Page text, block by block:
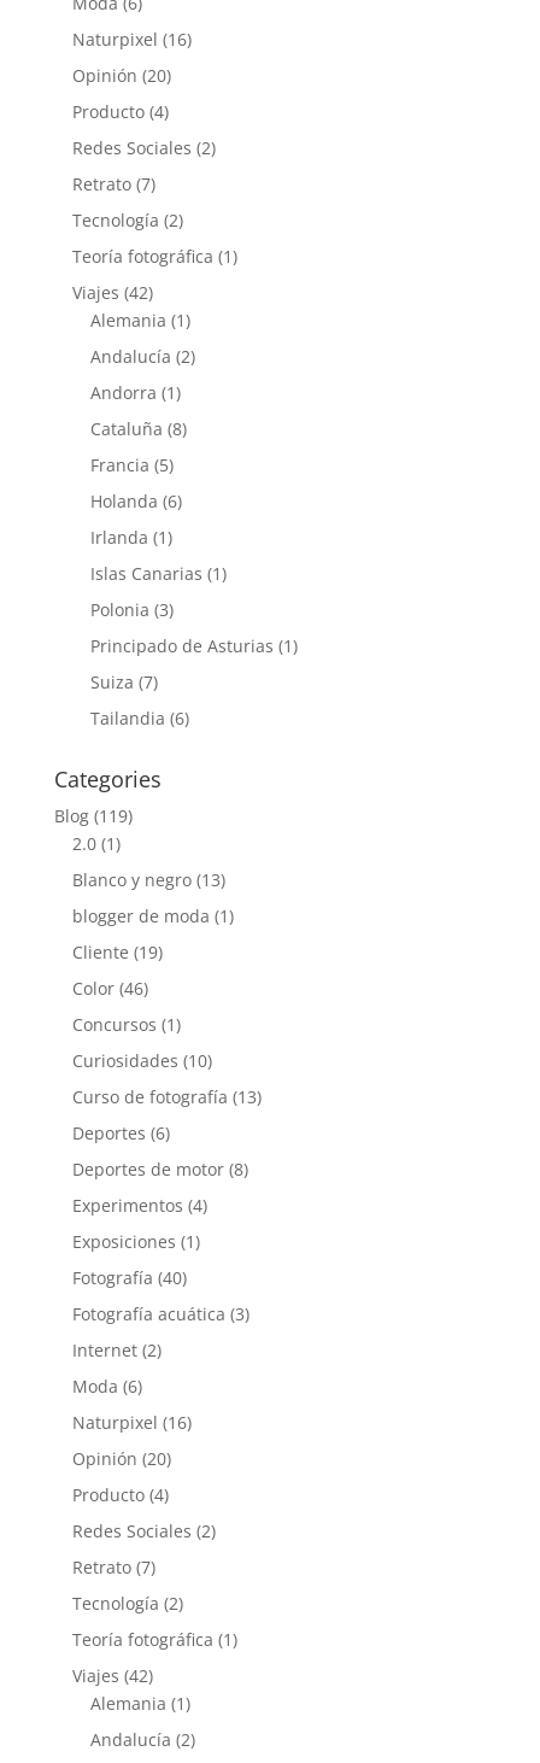
Naturpixel (16)
Opinión (20)
Producto(4)
Redes Sociales (2)
Retrato(7)
Tecnología (2)
Teoría fotográfica (1)
Viajes (42)
Alemania (1)
Andalucía (2)
Andorra (1)
Cataluña (8)
Francia (5)
Holanda (6)
Irlanda (1)
Islas Canarias (1)
Polonia (3)
Principado de Asturias (1)
Suiza (7)
Tailandia (6)
Categories
Blog(119)
2.0(1)
Blanco y negro(13)
blogger de moda (1)
Cliente (19)
Color(46)
Concursos (1)
Curiosidades (10)
Curso de fotografía (13)
Deportes (6)
Deportes de motor(8)
Experimentos (4)
Exposiciones (1)
Fotografía (40)
Fotografía acuática (3)
Internet(2)
Moda (6)
Naturpixel (16)
Opinión (20)
Producto(4)
Redes Sociales (2)
Retrato(7)
Tecnología (2)
Teoría fotográfica (1)
Viajes (42)
Alemania (1)
Andalucía (2)